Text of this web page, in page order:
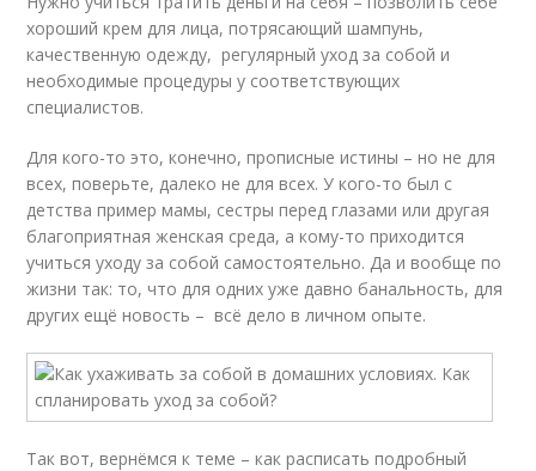
хороший крем для лица, потрясающий шампунь,
качественную одежду, регулярный уход за собой и
необходимые процедуры у соответствующих
специалистов.
Для кого-то это, конечно, прописные истины – но не для
всех, поверьте, далеко не для всех. У кого-то был с
детства пример мамы, сестры перед глазами или другая
благоприятная женская среда, а кому-то приходится
учиться уходу за собой самостоятельно. Да и вообще по
жизни так: то, что для одних уже давно банальность, для
других ещё новость – всё дело в личном опыте.
Так вот, вернёмся к теме – как расписать подробный